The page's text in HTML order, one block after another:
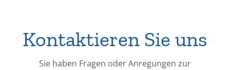
Kontaktieren Sie uns
Sie haben Fragen oder Anregungen zur